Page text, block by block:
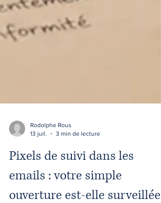
Rodolphe Rous
Pixels de suivi dans les
emails : votre simple